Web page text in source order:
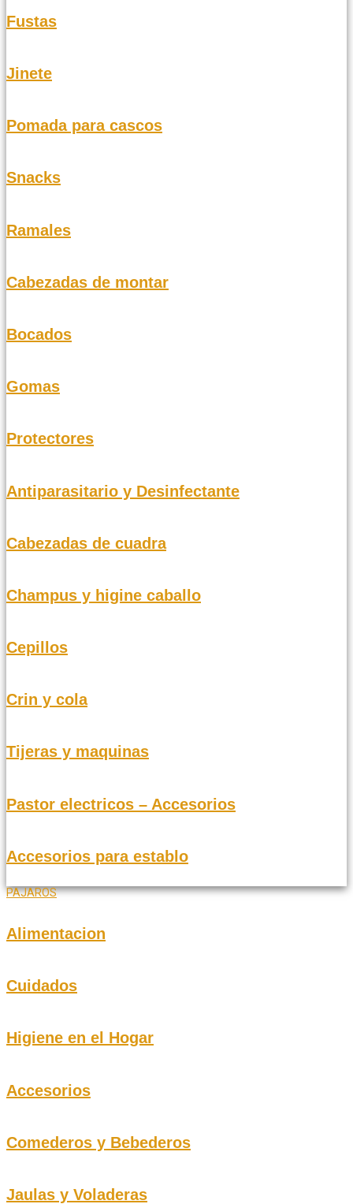
Fustas
Jinete
Pomada para cascos
Snacks
Ramales
Cabezadas de montar
Bocados
Gomas
Protectores
Antiparasitario y Desinfectante
Cabezadas de cuadra
Champus y higine caballo
Cepillos
Crin y cola
Tijeras y maquinas
Pastor electricos – Accesorios
Accesorios para establo
PAJAROS
Alimentacion
Cuidados
Higiene en el Hogar
Accesorios
Comederos y Bebederos
Jaulas y Voladeras